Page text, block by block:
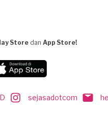
Store dan App Store!
sejasadotcom